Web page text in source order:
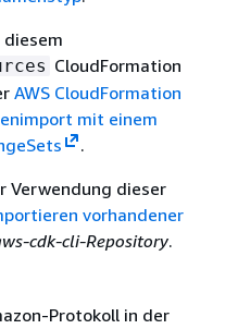
CloudFormation
AWS CloudFormation
mit einem
.
Verwendung dieser
vorhandener
cdk-cli-Repository.
Protokoll in der